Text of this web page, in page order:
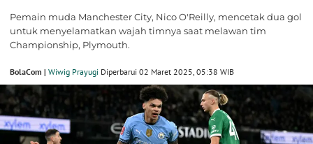
Pemain muda Manchester City, Nico O'Reilly, mencetak dua gol
untuk menyelamatkan wajah timnya saat melawan tim
Championship, Plymouth.
BolaCom | Wiwig Prayugi Diperbarui 02 Maret 2025, 05:38 WIB